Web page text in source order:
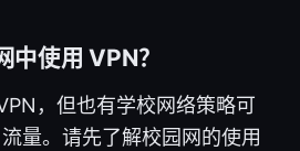
中使用 VPN？
，但也有学校网络策略可
量。请先了解校园网的使用